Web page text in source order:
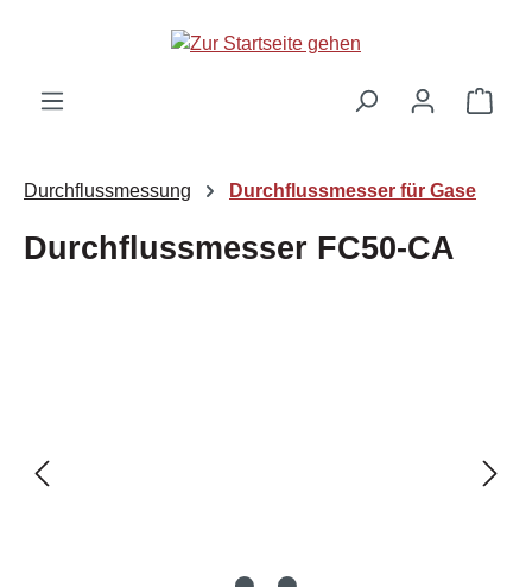
Zum Hauptinhalt springen
Durchflussmessung Durchflussmesser für Gase
Durchflussmesser FC50-CA